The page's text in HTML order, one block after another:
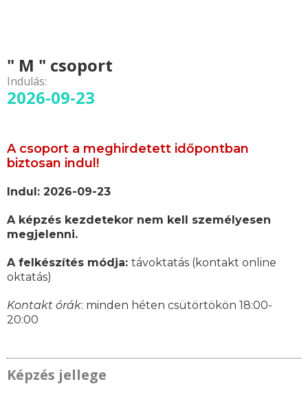
" M " csoport
Indulás:
2026-09-23
A csoport a meghirdetett időpontban
biztosan indul!
Indul: 2026-09-23
A képzés kezdetekor nem kell személyesen
megjelenni.
A felkészítés módja: távoktatás (kontakt online
oktatás)
Kontakt órák: minden héten csütörtökön 18:00-
20:00
Képzés jellege